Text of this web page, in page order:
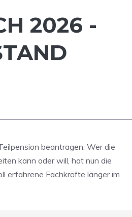
2026 -
beantragen. Wer die
kann oder will, hat nun die
erfahrene Fachkräfte länger im